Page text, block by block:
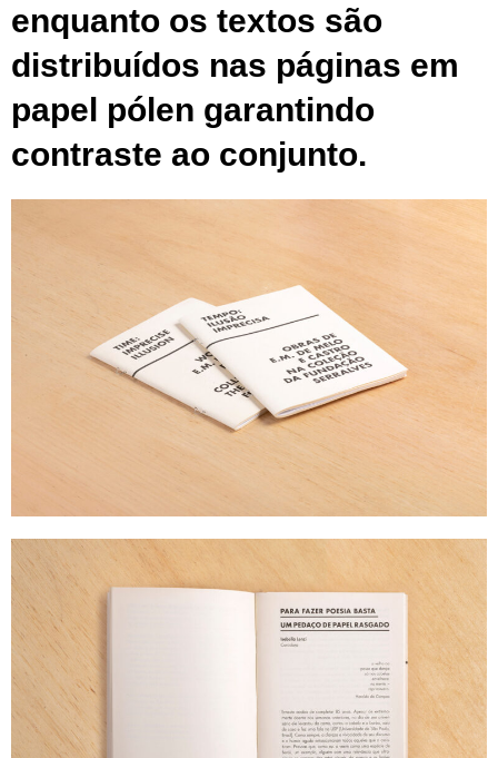
enquanto os textos são
distribuídos nas páginas em
papel pólen garantindo
contraste ao conjunto.